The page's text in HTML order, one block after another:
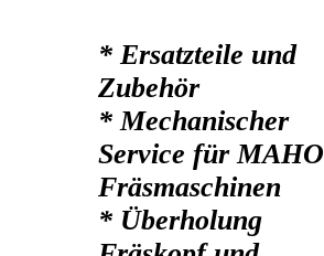
* Ersatzteile und
Zubehör
* Mechanischer
Service für MAHO
Fräsmaschinen
* Überholung